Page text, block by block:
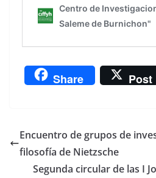
Share Post
Encuentro de grupos de
filosofía de Nietzsche
Segunda circular de las I